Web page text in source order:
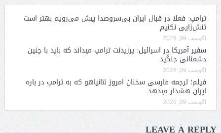
ترامپ: فعلا در قبال ایران بی‌سروصدا پیش می‌رویم بهتر است
تنش‌زایی نکنیم
آگوست 09, 2026
سفیر آمریکا در اسرائیل: پرزیدنت ترامپ میداند که باید با چنین
دشمنانی جنگید
آگوست 09, 2026
فیلم؛ ترجمه فارسی سخنان امروز نتانیاهو که به ترامپ در باره
ایران هشدار میدهد
آگوست 09, 2026